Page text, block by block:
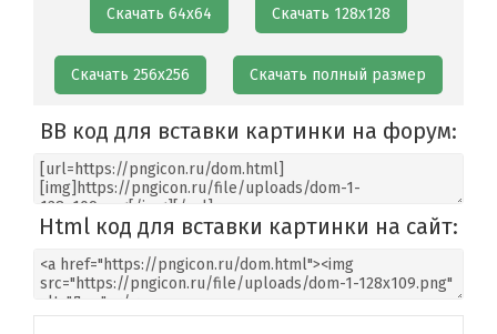
Скачать 64х64 Скачать 128х128
Скачать 256х256 Скачать полный размер
BB код для вставки картинки на форум:
Html код для вставки картинки на сайт: